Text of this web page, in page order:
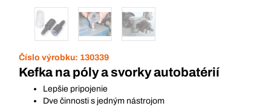
Číslo výrobku: 130339
Kefka na póly a svorky autobatérií
Lepšie pripojenie
Dve činnosti s jedným nástrojom